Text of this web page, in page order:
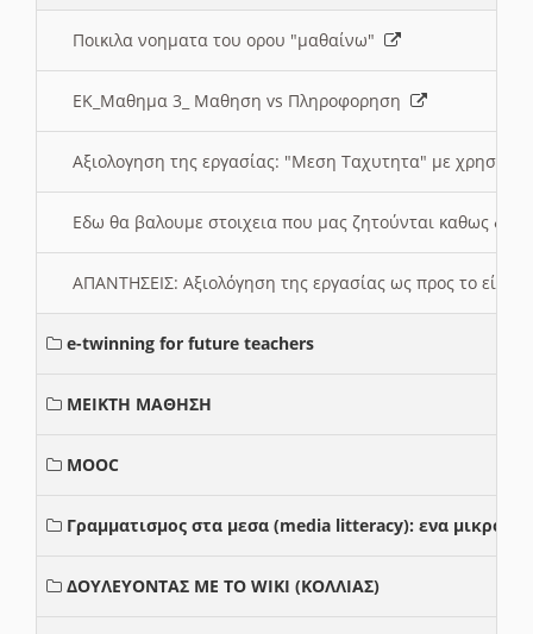
Ποικιλα νοηματα του ορου "μαθαίνω"
ΕΚ_Μαθημα 3_ Μαθηση vs Πληροφορηση
Αξιολογηση της εργασίας: "Μεση Ταχυτητα" με χρηση
Εδω θα βαλουμε στοιχεια που μας ζητούνται καθως
ΑΠΑΝΤΗΣΕΙΣ: Αξιολόγηση της εργασίας ως προς το
e-twinning for future teachers
ΜΕΙΚΤΗ ΜΑΘΗΣΗ
MOOC
Γραμματισμος στα μεσα (media litteracy): ενα μικρο
ΔΟΥΛΕΥΟΝΤΑΣ ΜΕ ΤΟ WIKI (ΚΟΛΛΙΑΣ)